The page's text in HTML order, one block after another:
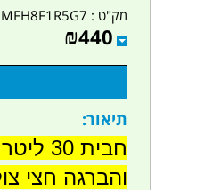
מק"ט : MFH8F1R5G7
₪440
תיאור:
חבית
והברגה חצי